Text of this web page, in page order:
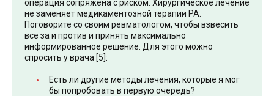
операция сопряжена с риском. Хирургическое лечение
не заменяет медикаментозной терапии РА.
Поговорите со своим ревматологом, чтобы взвесить
все за и против и принять максимально
информированное решение. Для этого можно
спросить у врача [5]:
Есть ли другие методы лечения, которые я мог
бы попробовать в первую очередь?